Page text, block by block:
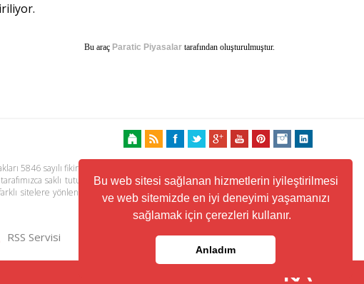
Bu web sitesi sağlanan hizmetlerin iyileştirilmesi
ve web sitemizde en iyi deneyimi yaşamanızı
sağlamak için çerezleri kullanır.
Anladım
Bu araç Paratic Piyasalar tarafından oluşturulmuştur.
5846 sayılı fikir ve sanat eserleri kanunu ile korunmaktadır. Her türlü haber,
saklı tutulmaktadır. Yayınlanan köşe yazılarından, haberlere ve köşe
sitelere yönlendiren linklerin içeriklerinden www.kuzeyhaber.com sorumlu
RSS Servisi Trafik ve Yol Durumu